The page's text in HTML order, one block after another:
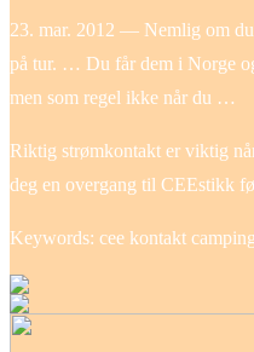
23. mar. 2012 — Nemlig om
på tur. … Du får dem i Norge
men som regel ikke når du …
Riktig strømkontakt er viktig
deg en overgang til CEEstikk
Keywords: cee kontakt camping